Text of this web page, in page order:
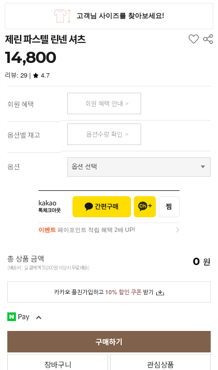
제린 파스텔 린넨 셔츠
14,800
리뷰: 29 | 4.7
회원 혜택 회원 혜택 안내
옵션별 재고 옵션수량 확인
옵션
이벤트 페이포인트 적립 혜택 2배 UP!
총 상품 금액
(배송비 : 실 결제액 50,000원 이상시 무료배송) 0 원
카카오 플친가입하고10% 할인 쿠폰 받기
구매하기
장바구니 관심상품